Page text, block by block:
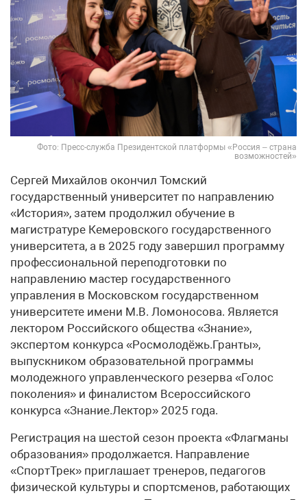
Фото: Пресс-служба Президентской платформы «Россия – страна
возможностей»
Сергей Михайлов окончил Томский
государственный университет по направлению
«История», затем продолжил обучение в
магистратуре Кемеровского государственного
университета, а в 2025 году завершил программу
профессиональной переподготовки по
направлению мастер государственного
управления в Московском государственном
университете имени М.В. Ломоносова. Является
лектором Российского общества «Знание»,
экспертом конкурса «Росмолодёжь.Гранты»,
выпускником образовательной программы
молодежного управленческого резерва «Голос
поколения» и финалистом Всероссийского
конкурса «Знание.Лектор» 2025 года.
Регистрация на шестой сезон проекта «Флагманы
образования» продолжается. Направление
«СпортТрек» приглашает тренеров, педагогов
физической культуры и спортсменов, работающих